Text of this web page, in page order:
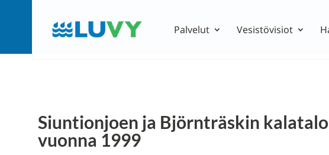
Palvelut Vesistövisiot
Siuntionjoen ja Björnträskin
vuonna 1999